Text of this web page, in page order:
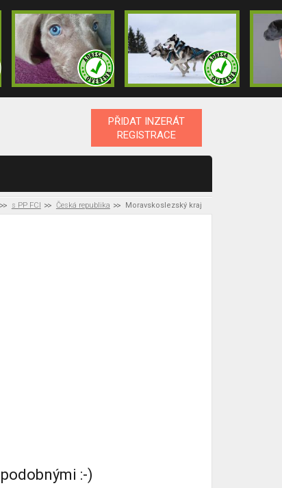
PŘIDAT INZERÁT
REGISTRACE
s PP FCI Česká republika Moravskoslezský kraj
:-)